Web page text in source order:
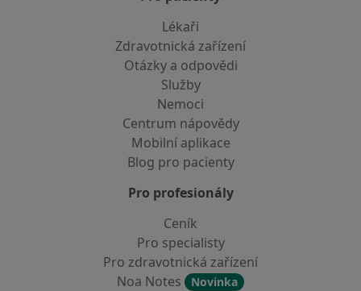
Lékaři
Zdravotnická zařízení
Otázky a odpovědi
Služby
Nemoci
Centrum nápovědy
Mobilní aplikace
Blog pro pacienty
Pro profesionály
Ceník
Pro specialisty
Pro zdravotnická zařízení
Noa Notes
Novinka